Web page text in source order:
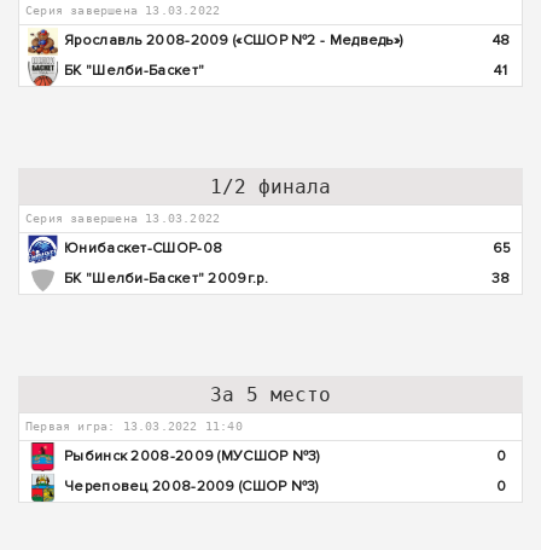
Серия завершена 13.03.2022
Ярославль 2008-2009 («СШОР №2 - Медведь»)
48
БК "Шелби-Баскет"
41
1/2 финала
Серия завершена 13.03.2022
Юнибаскет-СШОР-08
65
БК "Шелби-Баскет" 2009г.р.
38
За 5 место
Первая игра: 13.03.2022 11:40
Рыбинск 2008-2009 (МУСШОР №3)
0
Череповец 2008-2009 (СШОР №3)
0